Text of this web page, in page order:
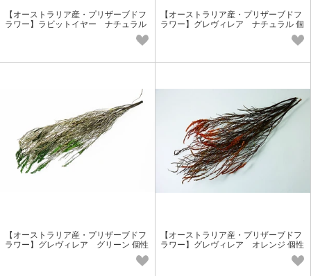
【オーストラリア産・プリザーブドフ
ラワー】ラビットイヤー ナチュラル
【オーストラリア産・プリザーブドフ
ラワー】グレヴィレア ナチュラル 個
【オーストラリア産・プリザーブドフ
ラワー】グレヴィレア グリーン 個性
【オーストラリア産・プリザーブドフ
ラワー】グレヴィレア オレンジ 個性